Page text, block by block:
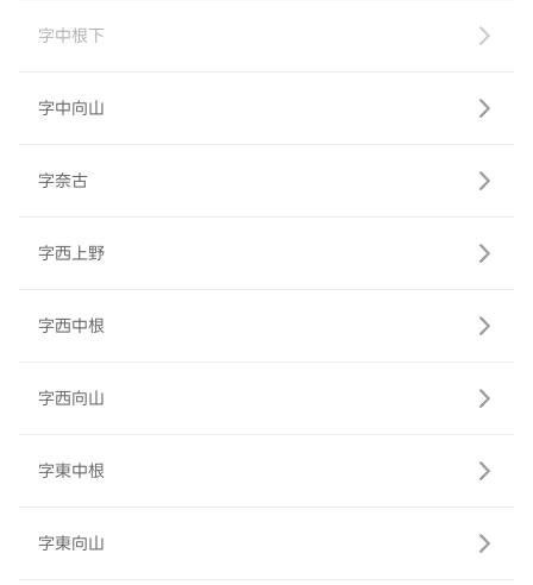
字中根下
字中向山
字奈古
字西上野
字西中根
字西向山
字東中根
字東向山